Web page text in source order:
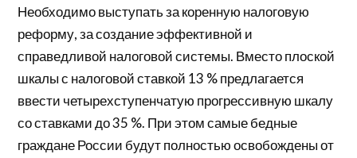
Необходимо выступать за коренную налоговую
реформу, за создание эффективной и
справедливой налоговой системы. Вместо плоской
шкалы с налоговой ставкой 13 % предлагается
ввести четырехступенчатую прогрессивную шкалу
со ставками до 35 %. При этом самые бедные
граждане России будут полностью освобождены от